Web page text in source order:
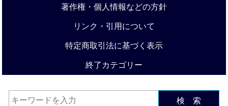
著作権・個人情報などの方針
リンク・引用について
特定商取引法に基づく表示
終了カテゴリー
検 索